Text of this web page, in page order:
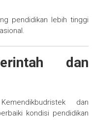
pendidikan lebih tinggi
dan
dan
kondisi pendidikan